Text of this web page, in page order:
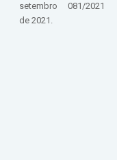
setembro
de 2021.
081/2021